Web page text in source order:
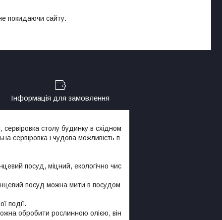
покидаючи сайту.
Інформація для замовлення
столу будинку в східном
сервіровка і чудова можливість п
посуд, міцний, екологічно чис
посуд можна мити в посудом
події.
обробити рослинною олією, він